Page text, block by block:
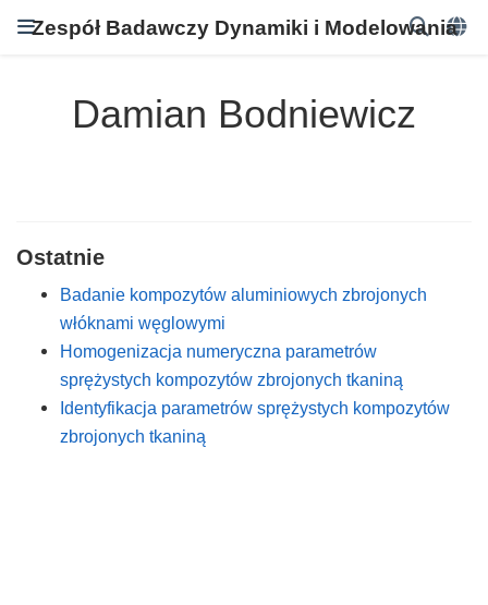
Zespół Badawczy Dynamiki i Modelowania
Damian Bodniewicz
Ostatnie
Badanie kompozytów aluminiowych zbrojonych
włóknami węglowymi
Homogenizacja numeryczna parametrów
sprężystych kompozytów zbrojonych tkaniną
Identyfikacja parametrów sprężystych kompozytów
zbrojonych tkaniną